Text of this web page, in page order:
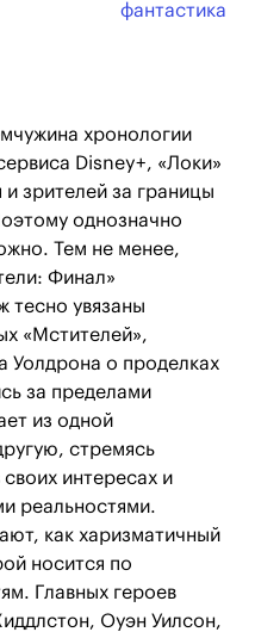
фантастика
хронологии
Disney+, «Локи»
и зрителей за границы
однозначно
Тем не менее,
Финал»
увязаны
«Мстителей»,
Уолдрона о проделках
за пределами
из одной
стремясь
интересах и
реальностями.
как харизматичный
носится по
Главных героев
Оуэн Уилсон,